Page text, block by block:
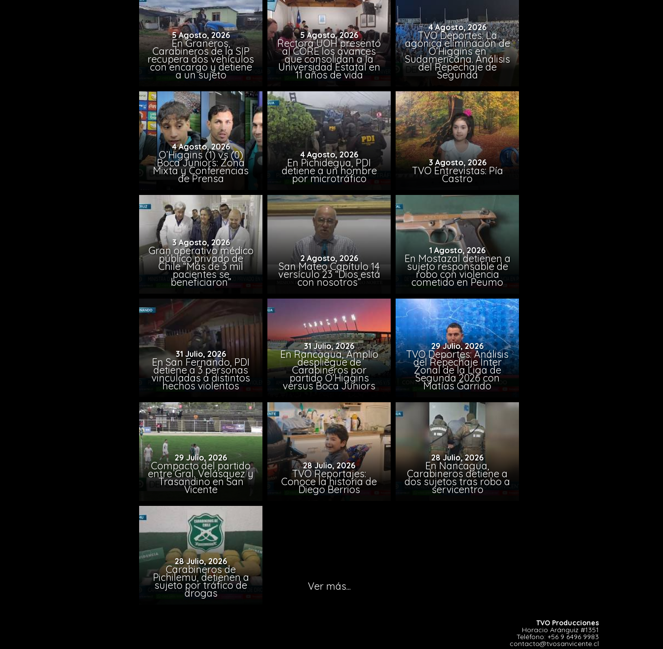
5 Agosto, 2026
En Graneros,
Carabineros de la SIP
recupera dos vehículos
con encargo y detiene
a un sujeto
5 Agosto, 2026
Rectora UOH presentó
al CORE los avances
que consolidan a la
Universidad Estatal en
11 años de vida
4 Agosto, 2026
TVO Deportes: La
agónica eliminación de
O’Higgins en
Sudamericana. Análisis
del Repechaje de
Segunda
4 Agosto, 2026
O’Higgins (1) vs (0)
Boca Juniors: Zona
Mixta y Conferencias
de Prensa
4 Agosto, 2026
En Pichidegua, PDI
detiene a un hombre
por microtráfico
3 Agosto, 2026
TVO Entrevistas: Pía
Castro
3 Agosto, 2026
Gran operativo médico
público privado de
Chile “Más de 3 mil
pacientes se
beneficiaron”
2 Agosto, 2026
San Mateo Capítulo 14
versículo 23 “Dios está
con nosotros”
1 Agosto, 2026
En Mostazal detienen a
sujeto responsable de
robo con violencia
cometido en Peumo
31 Julio, 2026
En San Fernando, PDI
detiene a 3 personas
vinculadas a distintos
hechos violentos
31 Julio, 2026
En Rancagua, Amplio
despliegue de
Carabineros por
partido O’Higgins
versus Boca Juniors
29 Julio, 2026
TVO Deportes: Análisis
del Repechaje Inter
Zonal de la Liga de
Segunda 2026 con
Matías Garrido
29 Julio, 2026
Compacto del partido
entre Gral. Velásquez y
Trasandino en San
Vicente
28 Julio, 2026
TVO Reportajes:
Conoce la historia de
Diego Berrios
28 Julio, 2026
En Nancagua,
Carabineros detiene a
dos sujetos tras robo a
servicentro
28 Julio, 2026
Carabineros de
Pichilemu, detienen a
sujeto por tráfico de
drogas
Ver más...
TVO Producciones
Horacio Aránguiz #1351
Teléfono: +56 9 6496 9983
contacto@tvosanvicente.cl